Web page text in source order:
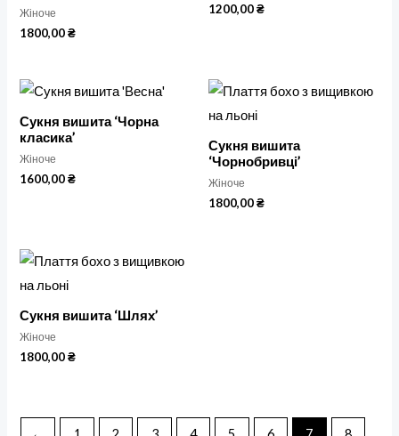
Жіноче
1800,00₴
1200,00₴
Сукня вишита ‘Чорна
класика’
Жіноче
1600,00₴
Сукня вишита
‘Чорнобривці’
Жіноче
1800,00₴
Сукня вишита ‘Шлях’
Жіноче
1800,00₴